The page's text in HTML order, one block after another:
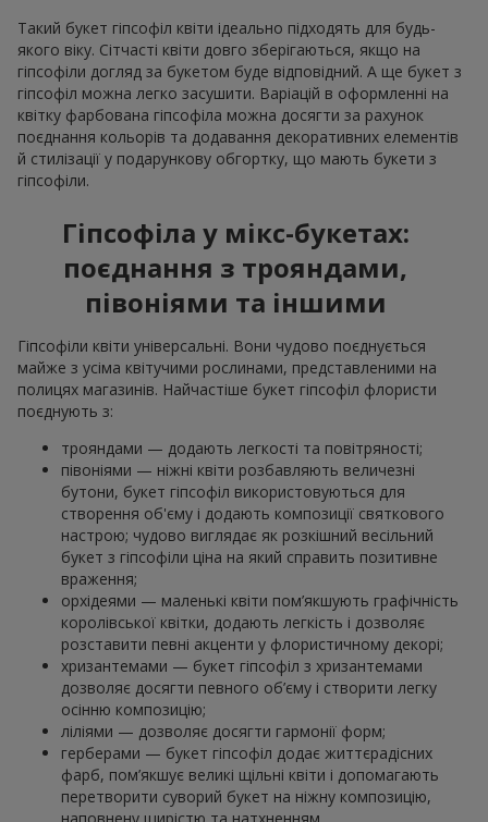
Такий букет гіпсофіл квіти ідеально підходять для будь-
якого віку. Сітчасті квіти довго зберігаються, якщо на
гіпсофіли догляд за букетом буде відповідний. А ще букет з
гіпсофіл можна легко засушити. Варіацій в оформленні на
квітку фарбована гіпсофіла можна досягти за рахунок
поєднання кольорів та додавання декоративних елементів
й стилізації у подарункову обгортку, що мають букети з
гіпсофіли.
Гіпсофіла у мікс-букетах:
поєднання з трояндами,
півоніями та іншими
Гіпсофіли квіти універсальні. Вони чудово поєднується
майже з усіма квітучими рослинами, представленими на
полицях магазинів. Найчастіше букет гіпсофіл флористи
поєднують з:
трояндами — додають легкості та повітряності;
півоніями — ніжні квіти розбавляють величезні
бутони, букет гіпсофіл використовуються для
створення об'єму і додають композиції святкового
настрою; чудово виглядає як розкішний весільний
букет з гіпсофіли ціна на який справить позитивне
враження;
орхідеями — маленькі квіти пом’якшують графічність
королівської квітки, додають легкість і дозволяє
розставити певні акценти у флористичному декорі;
хризантемами — букет гіпсофіл з хризантемами
дозволяє досягти певного об’єму і створити легку
осінню композицію;
ліліями — дозволяє досягти гармонії форм;
герберами — букет гіпсофіл додає життєрадісних
фарб, пом’якшує великі щільні квіти і допомагають
перетворити суворий букет на ніжну композицію,
наповнену щирістю та натхненням.